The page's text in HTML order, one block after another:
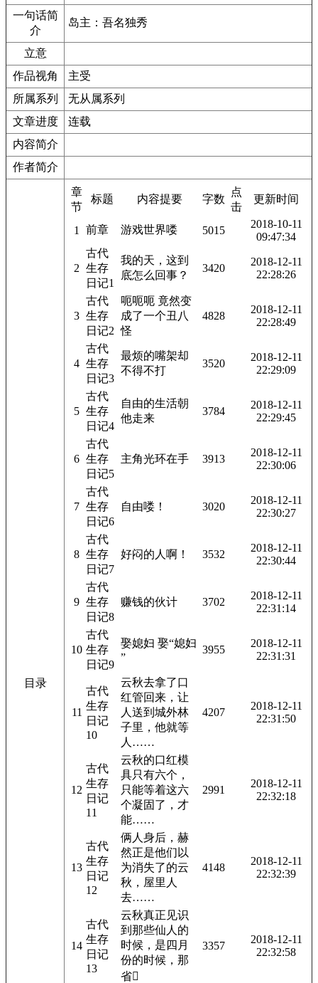
一句话简
介
岛主：吾名独秀
立意
作品视角
主受
所属系列
无从属系列
文章进度
连载
内容简介
作者简介
目录
章
节
标题 内容提要 字数
点
击
更新时间
1 前章 游戏世界喽 5015
2018-10-11
09:47:34
2
古代
生存
日记1
我的天，这到
底怎么回事？
3420
2018-12-11
22:28:26
3
古代
生存
日记2
呃呃呃 竟然变
成了一个丑八
怪
4828
2018-12-11
22:28:49
4
古代
生存
日记3
最烦的嘴架却
不得不打
3520
2018-12-11
22:29:09
5
古代
生存
日记4
自由的生活朝
他走来
3784
2018-12-11
22:29:45
6
古代
生存
日记5
主角光环在手 3913
2018-12-11
22:30:06
7
古代
生存
日记6
自由喽！ 3020
2018-12-11
22:30:27
8
古代
生存
日记7
好闷的人啊！ 3532
2018-12-11
22:30:44
9
古代
生存
日记8
赚钱的伙计 3702
2018-12-11
22:31:14
10
古代
生存
日记9
娶媳妇 娶“媳妇
”
3955
2018-12-11
22:31:31
11
古代
生存
日记
10
云秋去拿了口
红管回来，让
人送到城外林
子里，他就等
人……
4207
2018-12-11
22:31:50
12
古代
生存
日记
11
云秋的口红模
具只有六个，
只能等着这六
个凝固了，才
能……
2991
2018-12-11
22:32:18
13
古代
生存
日记
12
俩人身后，赫
然正是他们以
为消失了的云
秋，屋里人
去……
4148
2018-12-11
22:32:39
14
古代
生存
日记
13
云秋真正见识
到那些仙人的
时候，是四月
份的时候，那
省
3357
2018-12-11
22:32:58